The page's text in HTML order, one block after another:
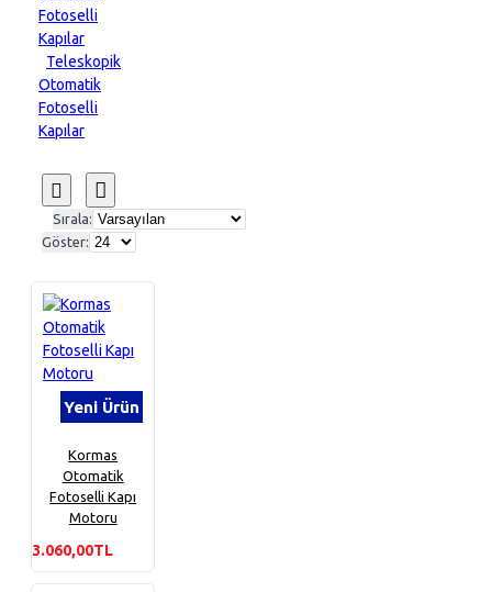
Teleskopik
Otomatik
Fotoselli
Kapılar
Sırala:
Göster:
Yeni Ürün
Kormas
Otomatik
Fotoselli Kapı
Motoru
3.060,00TL